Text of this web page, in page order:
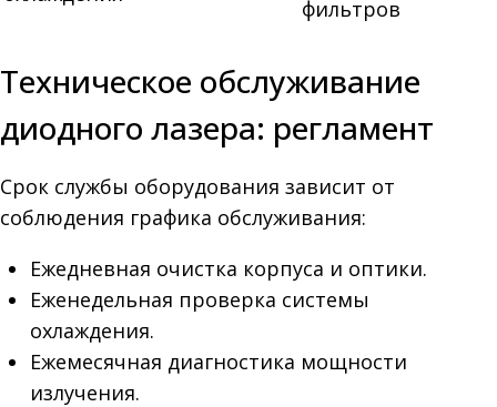
фильтров
Техническое обслуживание
диодного лазера: регламент
Срок службы оборудования зависит от
соблюдения графика обслуживания:
Ежедневная очистка корпуса и оптики.
Еженедельная проверка системы
охлаждения.
Ежемесячная диагностика мощности
излучения.